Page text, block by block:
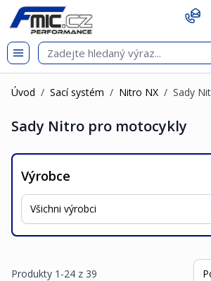
Přejít na obsah
git s
Úvod / Sací systém / Nitro NX / Sady
Sady Nitro pro motocykly
Výrobce
Produkty 1 -24 z 39